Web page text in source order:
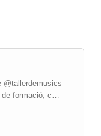
@tallerdemusics
formació, c…